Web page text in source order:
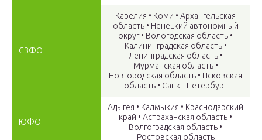
СЗФО
Карелия • Коми • Архангельская
область • Ненецкий автономный
округ • Вологодская область •
Калининградская область •
Ленинградская область •
Мурманская область •
Новгородская область • Псковская
область • Санкт-Петербург
ЮФО
Адыгея • Калмыкия • Краснодарский
край • Астраханская область •
Волгоградская область •
Ростовская область